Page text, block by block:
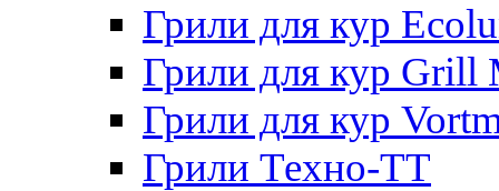
Грили для кур
Грили для кур Grill
Грили для кур
Грили Техно-ТТ